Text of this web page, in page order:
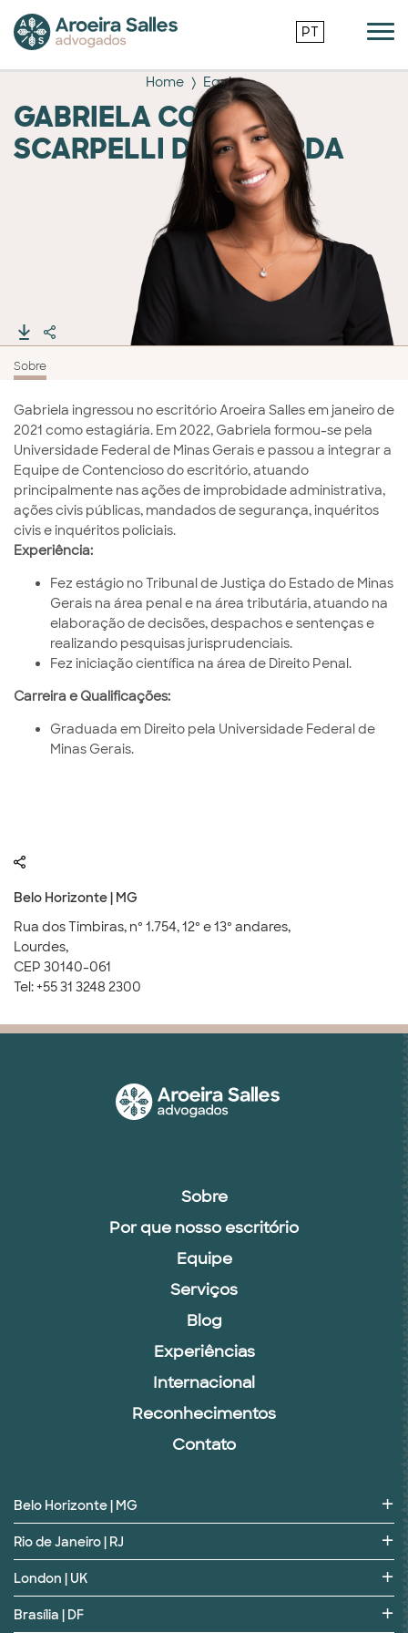
PT
Home Equipe
GABRIELA COSTA
SCARPELLI DE LACERDA
Sobre
Gabriela ingressou no escritório Aroeira Salles em janeiro de
2021 como estagiária. Em 2022, Gabriela formou-se pela
Universidade Federal de Minas Gerais e passou a integrar a
Equipe de Contencioso do escritório, atuando
principalmente nas ações de improbidade administrativa,
ações civis públicas, mandados de segurança, inquéritos
civis e inquéritos policiais.
Experiência:
Fez estágio no Tribunal de Justiça do Estado de Minas
Gerais na área penal e na área tributária, atuando na
elaboração de decisões, despachos e sentenças e
realizando pesquisas jurisprudenciais.
Fez iniciação científica na área de Direito Penal.
Carreira e Qualificações:
Graduada em Direito pela Universidade Federal de
Minas Gerais.
Belo Horizonte | MG
Rua dos Timbiras, nº 1.754, 12º e 13º andares,
Lourdes,
CEP 30140-061
Tel: +55 31 3248 2300
Sobre
Por que nosso escritório
Equipe
Serviços
Blog
Experiências
Internacional
Reconhecimentos
Contato
Belo Horizonte | MG
Rio de Janeiro | RJ
London | UK
Brasília | DF